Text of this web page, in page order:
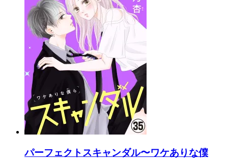
パーフェクトスキャンダル〜ワケありな僕